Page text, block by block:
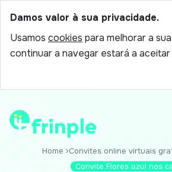
Damos valor à sua privacidade.
Usamos cookies para melhorar a
continuar a navegar estará a aceitar
Home Convites online virtuais
Convite Flores azul nos